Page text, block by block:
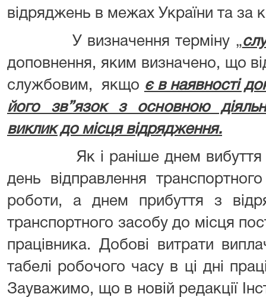
відряджень в межах України та за
У визначення терміну „
доповнення, яким визначено, що
службовим, якщо є в наявності
його зв”язок з основною
виклик до місця відрядження.
Як і раніше днем вибуття у
день відправлення
роботи, а днем прибуття з
транспортного засобу до місця
працівника. Добові витрати
табелі робочого часу в ці дні
Зауважимо, що в новій редакції